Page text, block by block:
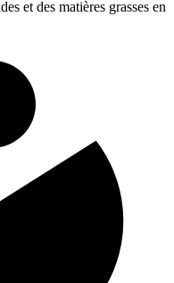
et des matières grasses en